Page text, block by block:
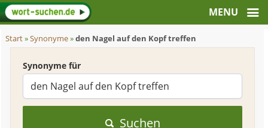
Start»Synonyme»den Nagel auf den Kopf treffen
Synonyme für
Suchen